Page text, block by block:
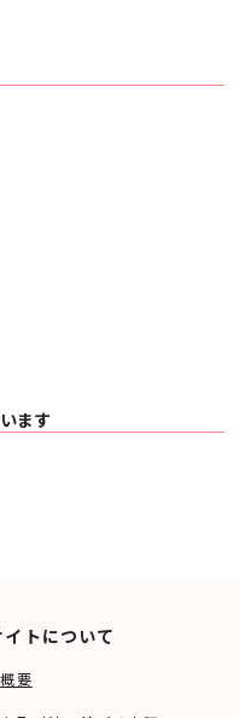
）
1.3、送信: A2DP 1.2
帯域 / Class 1 / 約30 m （見通
ジの電磁波、静電気、コードレ
、アプリケーションソフトウェ
ます
イトについて
要